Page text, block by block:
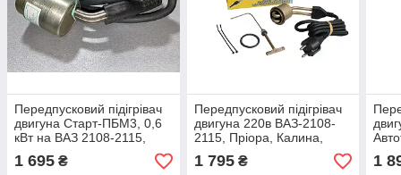
Передпусковий підігрівач
двигуна Старт-ПБМ3, 0,6
кВт на ВАЗ 2108-2115,
Пріора, Каліна, Гранта.
1 695 ₴
Передпусковий підігрівач
двигуна 220в ВАЗ-2108-
2115, Пріора, Калина,
Гранта, Веста. Автотен
ЭМ2-36-0,6/220
1 795₴ 1